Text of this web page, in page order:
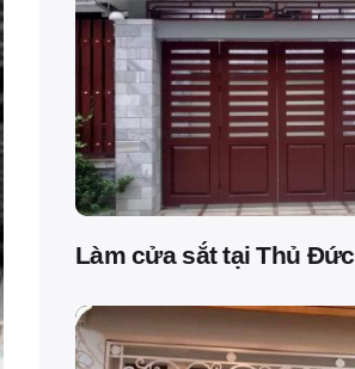
Làm cửa sắt tại Thủ Đức